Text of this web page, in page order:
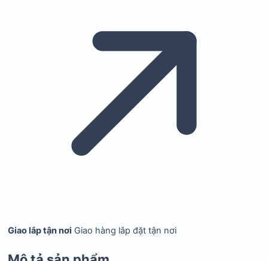
Giao lắp tận nơi Giao hàng lắp đặt tận nơi